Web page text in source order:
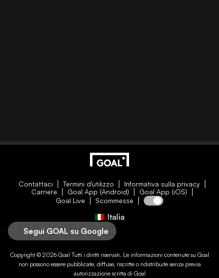
Contattaci Termini d'utilizzo
Informativa sulla privacy
Carriere
Goal App (Android)
Goal App (iOS)
Goal Live
Scommesse
Italia
Segui GOAL su Google
Copyright © 2026 Goal Tutti i diritti riservati. Le informazioni contenute su Goal
non possono essere pubblicate, diffuse, riscritte o ridistribuite senza previa
autorizzazione scritta di Goal